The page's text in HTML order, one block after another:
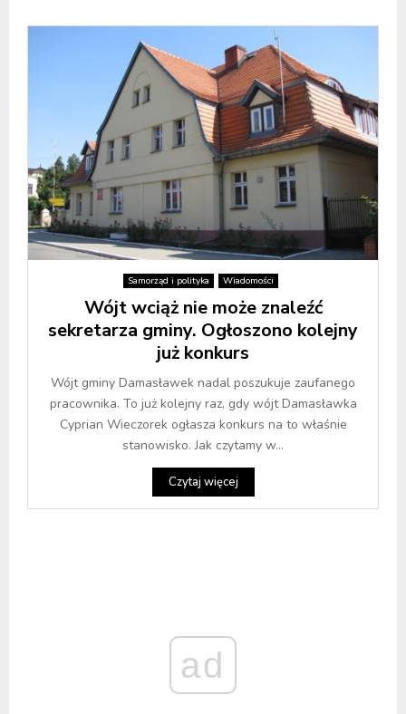
Samorząd i polityka Wiadomości
Wójt wciąż nie może znaleźć
sekretarza gminy. Ogłoszono kolejny
już konkurs
Wójt gminy Damasławek nadal poszukuje zaufanego
pracownika. To już kolejny raz, gdy wójt Damasławka
Cyprian Wieczorek ogłasza konkurs na to właśnie
stanowisko. Jak czytamy w...
Czytaj więcej
ad